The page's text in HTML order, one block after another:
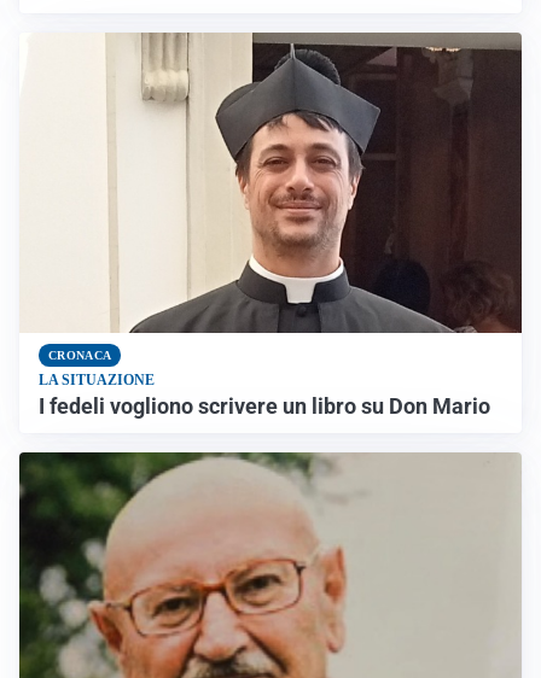
CRONACA
LA SITUAZIONE
I fedeli vogliono scrivere un libro su Don Mario